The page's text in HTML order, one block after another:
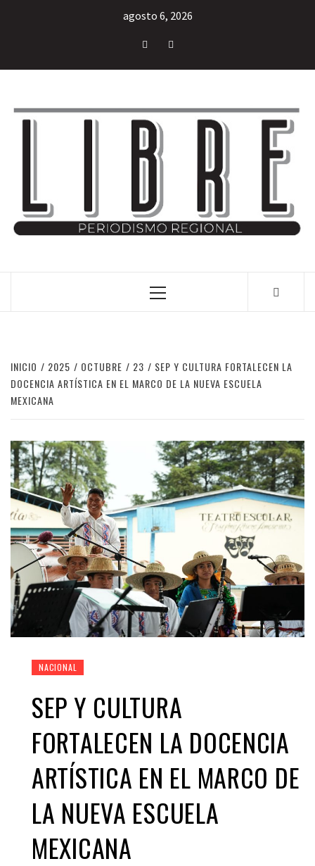
agosto 6, 2026
INICIO 2025 OCTUBRE 23
SEP Y CULTURA FORTALECEN LA
DOCENCIA ARTÍSTICA EN EL MARCO DE LA NUEVA ESCUELA
MEXICANA
NACIONAL
SEP Y CULTURA
FORTALECEN LA DOCENCIA
ARTÍSTICA EN EL MARCO DE
LA NUEVA ESCUELA
MEXICANA